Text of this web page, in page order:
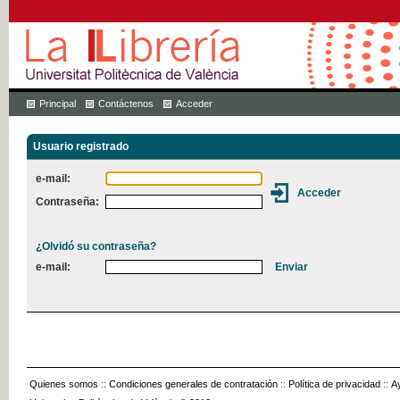
Principal Contáctenos Acceder
Usuario registrado
e-mail:
Contraseña:
¿Olvidó su contraseña?
e-mail:
Quienes somos :: Condiciones generales de contratación :: Política de privacidad ::